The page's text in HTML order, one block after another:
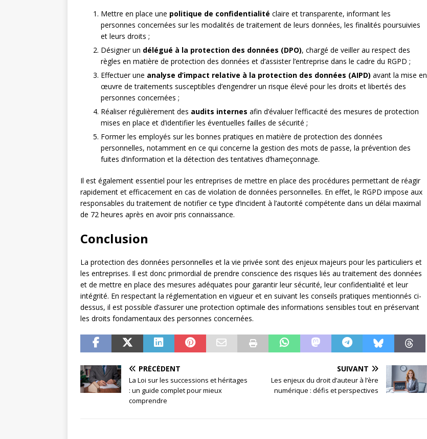
Mettre en place une politique de confidentialité claire et transparente, informant les
personnes concernées sur les modalités de traitement de leurs données, les finalités poursuivies
et leurs droits ;
Désigner un délégué à la protection des données (DPO), chargé de veiller au respect des
règles en matière de protection des données et d’assister l’entreprise dans le cadre du RGPD ;
Effectuer une analyse d’impact relative à la protection des données (AIPD) avant la mise en
œuvre de traitements susceptibles d’engendrer un risque élevé pour les droits et libertés des
personnes concernées ;
Réaliser régulièrement des audits internes afin d’évaluer l’efficacité des mesures de protection
mises en place et d’identifier les éventuelles failles de sécurité ;
Former les employés sur les bonnes pratiques en matière de protection des données
personnelles, notamment en ce qui concerne la gestion des mots de passe, la prévention des
fuites d’information et la détection des tentatives d’hameçonnage.
Il est également essentiel pour les entreprises de mettre en place des procédures permettant de réagir
rapidement et efficacement en cas de violation de données personnelles. En effet, le RGPD impose aux
responsables du traitement de notifier ce type d’incident à l’autorité compétente dans un délai maximal
de 72 heures après en avoir pris connaissance.
Conclusion
La protection des données personnelles et la vie privée sont des enjeux majeurs pour les particuliers et
les entreprises. Il est donc primordial de prendre conscience des risques liés au traitement des données
et de mettre en place des mesures adéquates pour garantir leur sécurité, leur confidentialité et leur
intégrité. En respectant la réglementation en vigueur et en suivant les conseils pratiques mentionnés ci-
dessus, il est possible d’assurer une protection optimale des informations sensibles tout en préservant
les droits fondamentaux des personnes concernées.
PRÉCÉDENT
La Loi sur les successions et héritages
: un guide complet pour mieux
comprendre
SUIVANT
Les enjeux du droit d’auteur à l’ère
numérique : défis et perspectives